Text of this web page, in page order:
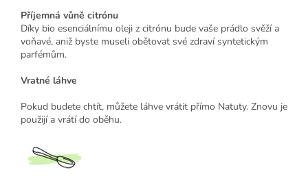
Příjemná vůně citrónu
Díky bio esenciálnímu oleji z citrónu bude vaše prádlo svěží a
voňavé, aniž byste museli obětovat své zdraví syntetickým
parfémům.
Vratné láhve
Pokud budete chtít, můžete láhve vrátit přímo Natuty. Znovu je
použijí a vrátí do oběhu.